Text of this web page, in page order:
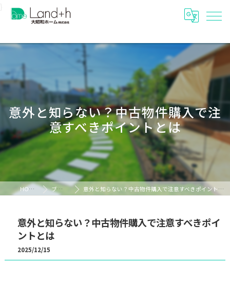
意外と知らない？中古物件購入で注
意すべきポイントとは
HOME ブログ 意外と知らない？中古物件購入で注意すべきポイントとは
意外と知らない？中古物件購入で注意すべきポイ
ントとは
2025/12/15